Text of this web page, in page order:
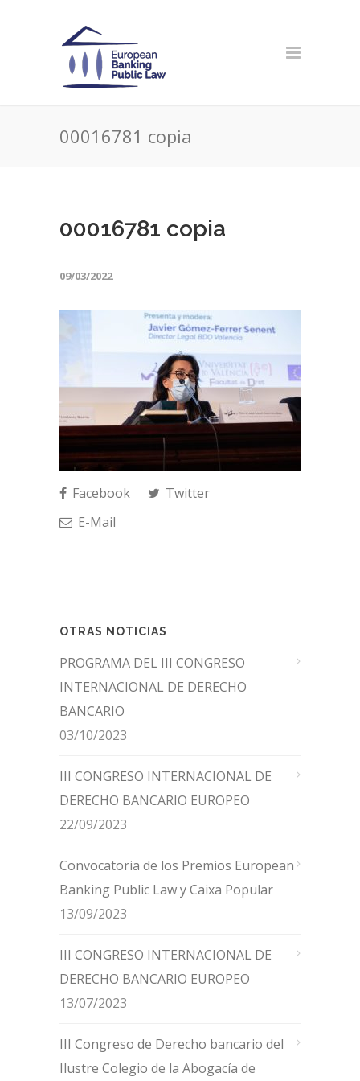
00016781 copia
00016781 copia
09/03/2022
Facebook
Twitter
E-Mail
OTRAS NOTICIAS
PROGRAMA DEL III CONGRESO
INTERNACIONAL DE DERECHO
BANCARIO
03/10/2023
III CONGRESO INTERNACIONAL DE
DERECHO BANCARIO EUROPEO
22/09/2023
Convocatoria de los Premios European
Banking Public Law y Caixa Popular
13/09/2023
III CONGRESO INTERNACIONAL DE
DERECHO BANCARIO EUROPEO
13/07/2023
III Congreso de Derecho bancario del
Ilustre Colegio de la Abogacía de